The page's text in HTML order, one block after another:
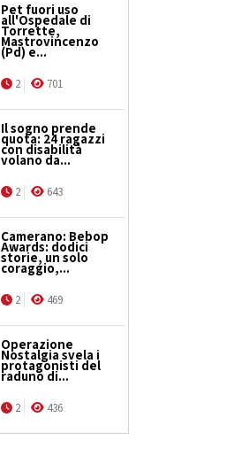
Pet fuori uso
all'Ospedale di
Torrette,
Mastrovincenzo
(Pd) e...
2 701
Il sogno prende
quota: 24 ragazzi
con disabilità
volano da...
2 643
Camerano: Bebop
Awards: dodici
storie, un solo
coraggio,...
2 469
Operazione
Nostalgia svela i
protagonisti del
raduno di...
2 436